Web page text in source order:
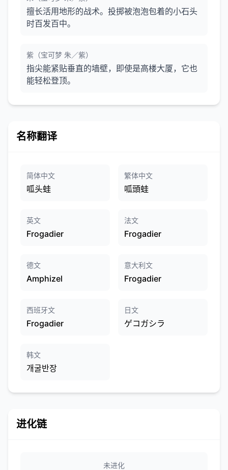
擅长活用地形的战术。投掷被泡泡包着的小石头
时百发百中。
紫（宝可梦 朱／紫）
指尖能紧贴垂直的墙壁，即使是高楼大厦，它也
能轻松登顶。
名称翻译
简体中文
呱头蛙
繁体中文
呱頭蛙
英文
Frogadier
法文
Frogadier
德文
Amphizel
意大利文
Frogadier
西班牙文
Frogadier
日文
ゲコガシラ
韩文
개굴반장
进化链
未进化